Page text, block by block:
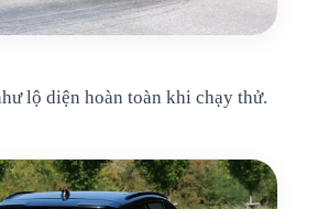
lộ diện hoàn toàn khi chạy thử.